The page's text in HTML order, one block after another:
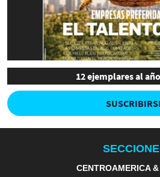
12 ejemplares al
CENTROAMERICA